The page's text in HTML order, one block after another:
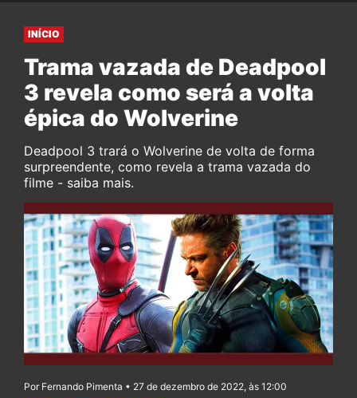
INÍCIO
Trama vazada de Deadpool
3 revela como será a volta
épica do Wolverine
Deadpool 3 trará o Wolverine de volta de forma
surpreendente, como revela a trama vazada do
filme - saiba mais.
Por Fernando Pimenta • 27 de dezembro de 2022, às 12:00